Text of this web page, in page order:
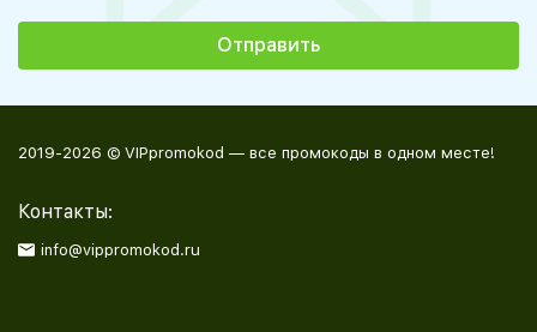
2019-2026 © VIPpromokod — все промокоды в одном месте!
Контакты:
info@vippromokod.ru